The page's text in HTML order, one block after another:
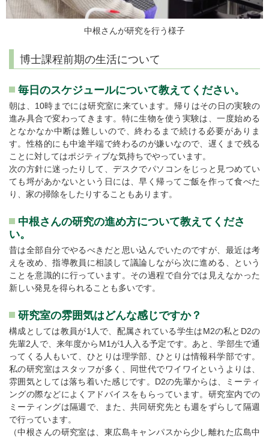
中根さんが研究を行う様子
博士課程前期の生活について
毎日のスケジュールについて教えてください。
朝は、10時までには研究室に来ています。帰りはその日の実験の
進み具合で変わってきます。特に生物を使う実験は、一度始める
となかなか中断は難しいので、終わるまで続ける必要がありま
す。性格的にも中途半端で終わるのが嫌いなので、遅くまで残る
ことに対してはポジティブな気持ちでやっています。
次の方針に迷ったりして、デスクでパソコンをじっと見つめてい
ても埒があかないという日には、早く帰ってご飯を作って食べた
り、家の掃除をしたりすることもあります。
中根さんの研究の進め方について教えてくださ
い。
昔は全部自分でやるべきだと思い込んでいたのですが、最近は考
えを改め、指導教員に相談して議論しながら次に進める、という
ことを意識的に行っています。その過程で自分では見えなかった
新しい発見を得られることも多いです。
研究室の雰囲気はどんな感じですか？
構成としては教員が1人で、配属されている学生はM2の私とD2の
先輩2人で、来年度からM1が1人入る予定です。あと、学部生で通
ってくる人もいて、ひとりは理学部、ひとりは情報科学部です。
私の研究室はスタッフが多く、同世代でワイワイというよりは、
雰囲気としては落ち着いた感じです。D2の先輩からは、ミーティ
ングの際などによくアドバイスをもらっています。研究室内での
ミーティングは隔週で、また、共同研究先とも週をずらして隔週
で行っています。
（中根さんの研究室は、東広島キャンパスから少し離れた広島中